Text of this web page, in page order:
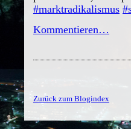
#marktradikalismus
Kommentieren…
Zurück zum Blogindex